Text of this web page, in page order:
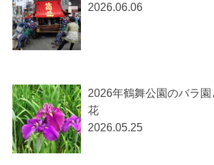
2026.06.06
2026年鶴舞公園のバラ
花
2026.05.25